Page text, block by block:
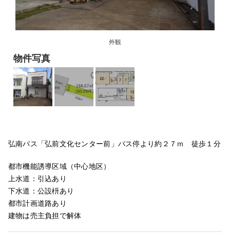
外観
物件写真
弘南バス「弘前文化センター前」バス停より約２７ｍ 徒歩１分
都市機能誘導区域（中心地区）
上水道：引込あり
下水道：公設枡あり
都市計画道路あり
建物は売主負担で解体